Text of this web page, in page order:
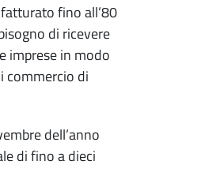
fino all’80
di ricevere
imprese in modo
commercio di
dell’anno
di fino a dieci